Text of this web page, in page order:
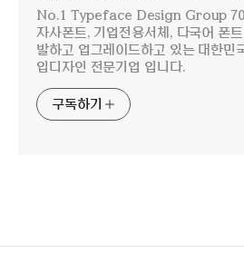
No.1 Typeface Design Group
자사폰트, 기업전용서체, 다국어 폰
발하고 업그레이드하고 있는 대한민
입디자인 전문기업 입니다.
구독하기